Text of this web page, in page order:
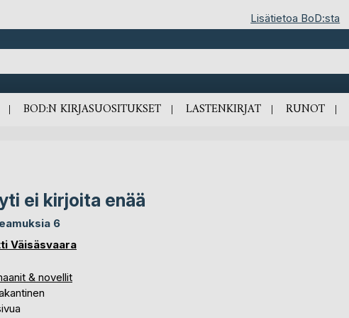
Lisätietoa BoD:sta
BOD:N KIRJASUOSITUKSET LASTENKIRJAT RUNOT
ei kirjoita enää
6
Väisäsvaara
& novellit